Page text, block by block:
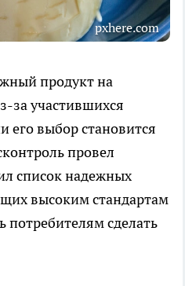
pxhere.com
продукт на
за участившихся
его выбор становится
провел
список надежных
высоким стандартам
потребителям сделать